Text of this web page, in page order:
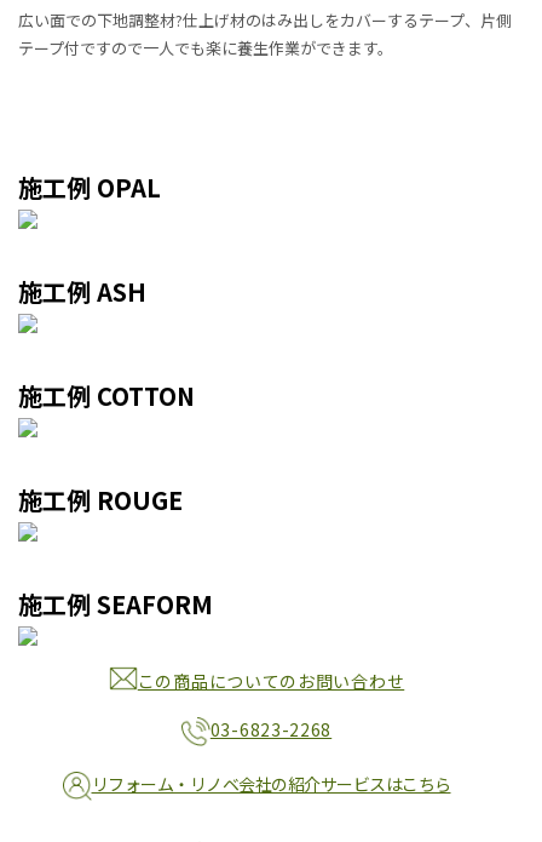
広い面での下地調整材?仕上げ材のはみ出しをカバーするテープ、片側
テープ付ですので一人でも楽に養生作業ができます。
施工例 OPAL
施工例 ASH
施工例 COTTON
施工例 ROUGE
施工例 SEAFORM
この商品についてのお問い合わせ
03-6823-2268
リフォーム・リノベ会社の紹介サービスはこちら